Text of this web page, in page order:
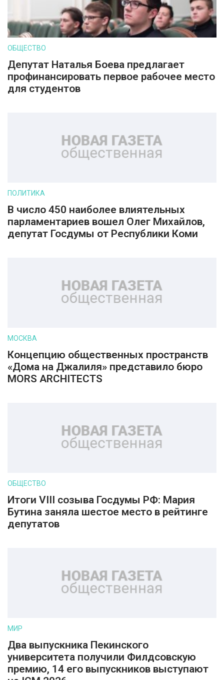
ОБЩЕСТВО
Депутат Наталья Боева предлагает
профинансировать первое рабочее место
для студентов
ПОЛИТИКА
В число 450 наиболее влиятельных
парламентариев вошел Олег Михайлов,
депутат Госдумы от Республики Коми
МОСКВА
Концепцию общественных пространств
«Дома на Джалиля» представило бюро
MORS ARCHITECTS
ОБЩЕСТВО
Итоги VIII созыва Госдумы РФ: Мария
Бутина заняла шестое место в рейтинге
депутатов
МИР
Два выпускника Пекинского
университета получили Филдсовскую
премию, 14 его выпускников выступают